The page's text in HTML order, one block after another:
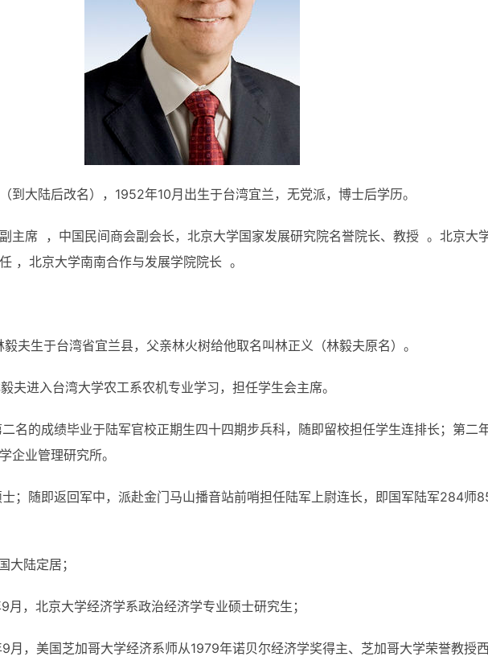
到大陆后改名），1952年10月出生于台湾宜兰，无党派，博士后学历。
主席 ，中国民间商会副会长，北京大学国家发展研究院名誉院长、教授 。北京大
，北京大学南南合作与发展学院院长 。
夫生于台湾省宜兰县，父亲林火树给他取名叫林正义（林毅夫原名）。
夫进入台湾大学农工系农机专业学习，担任学生会主席。
名的成绩毕业于陆军官校正期生四十四期步兵科，随即留校担任学生连排长；第二
企业管理研究所。
；随即返回军中，派赴金门马山播音站前哨担任陆军上尉连长，即国军陆军284师
大陆定居；
月，北京大学经济学系政治经济学专业硕士研究生；
月，美国芝加哥大学经济系师从1979年诺贝尔经济学奖得主、芝加哥大学荣誉教授